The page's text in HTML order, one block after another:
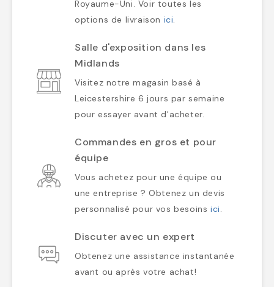
Royaume-Uni. Voir toutes les
options de livraison ici.
Salle d'exposition dans les
Midlands
Visitez notre magasin basé à
Leicestershire 6 jours par semaine
pour essayer avant d'acheter.
Commandes en gros et pour
équipe
Vous achetez pour une équipe ou
une entreprise ? Obtenez un devis
personnalisé pour vos besoinsici.
Discuter avec un expert
Obtenez une assistance instantanée
avant ou après votre achat!